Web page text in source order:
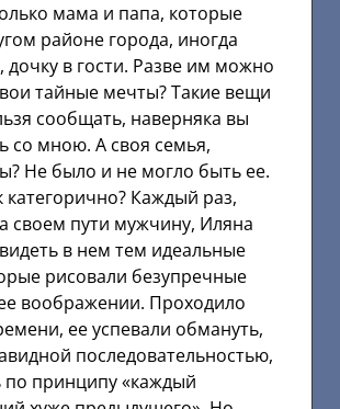
мама и папа, которые
районе города, иногда
дочку в гости. Разве им можно
тайные мечты? Такие вещи
сообщать, наверняка вы
со мною. А своя семья,
Не было и не могло быть ее.
категорично? Каждый раз,
своем пути мужчину, Иляна
в нем тем идеальные
рисовали безупречные
воображении. Проходило
ее успевали обмануть,
последовательностью,
по принципу «каждый